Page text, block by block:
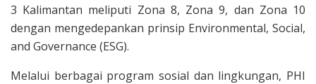
3 Kalimantan meliputi Zona 8, Zona 9, dan Zona 10
dengan mengedepankan prinsip Environmental, Social,
and Governance (ESG).
Melalui berbagai program sosial dan lingkungan, PHI